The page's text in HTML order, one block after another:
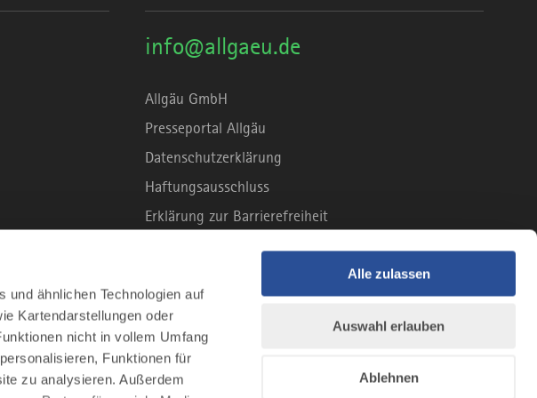
und ähnlichen Technologien auf
Kartendarstellungen oder
nicht in vollem Umfang
Funktionen für
zu analysieren. Außerdem
Alle zulassen
Auswahl erlauben
Ablehnen
info@allgaeu.de
Allgäu GmbH
Presseportal Allgäu
Datenschutzerklärung
Haftungsausschluss
Erklärung zur Barrierefreiheit